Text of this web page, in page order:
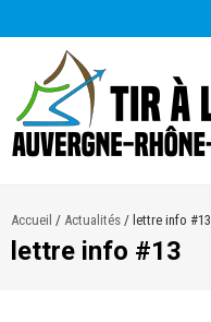
Accueil / Actualités / lettre info #13
lettre info #13